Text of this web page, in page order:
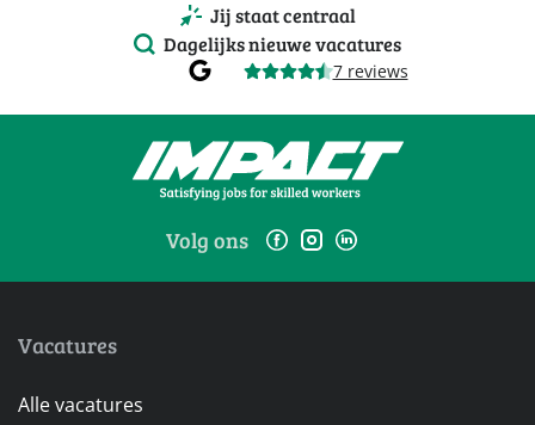
Jij staat centraal
Dagelijks nieuwe vacatures
7 reviews
Volg ons
Vacatures
Alle vacatures